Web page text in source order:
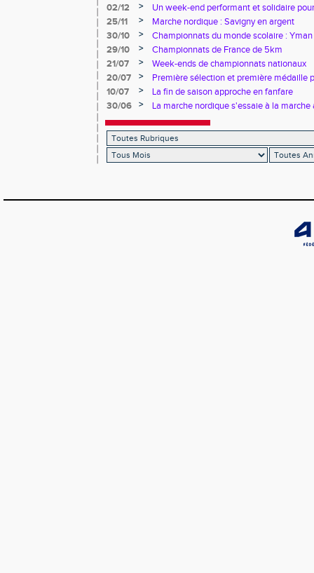
02/12
>
Un week-end performant et solidaire
25/11
>
Marche nordique : Savigny en argent
30/10
>
Championnats du monde scolaire :
bronze
29/10 >
Championnats de France de 5km
21/07
>
Week-ends de championnats nationaux
20/07
>
Première sélection et première médaille
10/07
>
La fin de saison approche en fanfare
30/06
> La marche nordique s'essaie à la